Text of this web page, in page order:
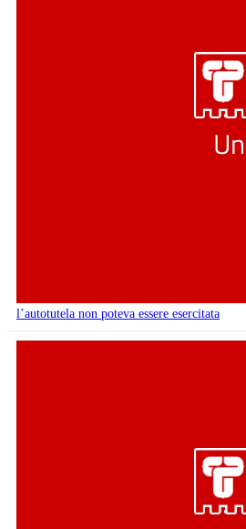
l’autotutela non poteva essere esercitata